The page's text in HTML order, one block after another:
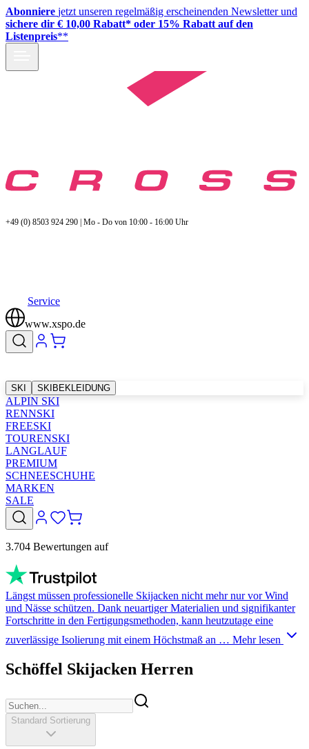
Abonniere jetzt unseren regelmäßig erscheinenden Newsletter und
sichere dir € 10,00 Rabatt* oder 15% Rabatt auf den
Listenpreis**
+49 (0) 8503 924 290 | Mo - Do von 10:00 - 16:00 Uhr
Service
www.xspo.de
SKI SKIBEKLEIDUNG
ALPIN SKI
RENNSKI
FREESKI
TOURENSKI
LANGLAUF
PREMIUM
SCHNEESCHUHE
MARKEN
SALE
3.704 Bewertungen auf
Längst müssen professionelle Skijacken nicht mehr nur vor Wind
und Nässe schützen. Dank neuartiger Materialien und signifikanter
Fortschritte in den Fertigungsmethoden, kann heutzutage eine
zuverlässige Isolierung mit einem Höchstmaß an … Mehr lesen
Schöffel Skijacken Herren
Standard Sortierung